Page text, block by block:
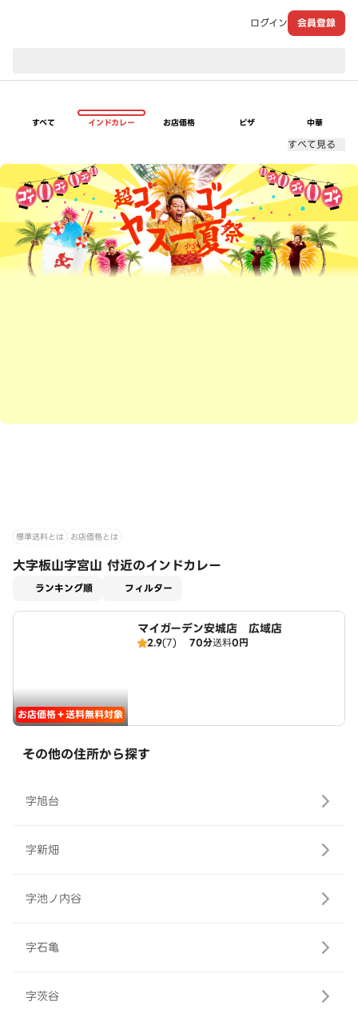
ログイン 会員登録
すべて インドカレー お店価格 ピザ 中華
すべて見る
超ゴイゴイヤスー夏祭
標準送料とは お店価格とは
大字板山字宮山 付近のインドカレー
ランキング順 フィルター
お店価格＋送料無料対象
マイガーデン安城店 広域店
2.9(7) 70分送料0円
その他の住所から探す
字旭台
字新畑
字池ノ内谷
字石亀
字茨谷